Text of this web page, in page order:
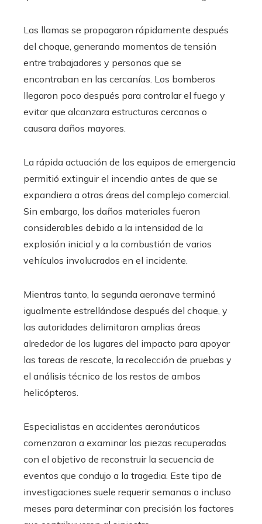
Las llamas se propagaron rápidamente después
del choque, generando momentos de tensión
entre trabajadores y personas que se
encontraban en las cercanías. Los bomberos
llegaron poco después para controlar el fuego y
evitar que alcanzara estructuras cercanas o
causara daños mayores.
La rápida actuación de los equipos de emergencia
permitió extinguir el incendio antes de que se
expandiera a otras áreas del complejo comercial.
Sin embargo, los daños materiales fueron
considerables debido a la intensidad de la
explosión inicial y a la combustión de varios
vehículos involucrados en el incidente.
Mientras tanto, la segunda aeronave terminó
igualmente estrellándose después del choque, y
las autoridades delimitaron amplias áreas
alrededor de los lugares del impacto para apoyar
las tareas de rescate, la recolección de pruebas y
el análisis técnico de los restos de ambos
helicópteros.
Especialistas en accidentes aeronáuticos
comenzaron a examinar las piezas recuperadas
con el objetivo de reconstruir la secuencia de
eventos que condujo a la tragedia. Este tipo de
investigaciones suele requerir semanas o incluso
meses para determinar con precisión los factores